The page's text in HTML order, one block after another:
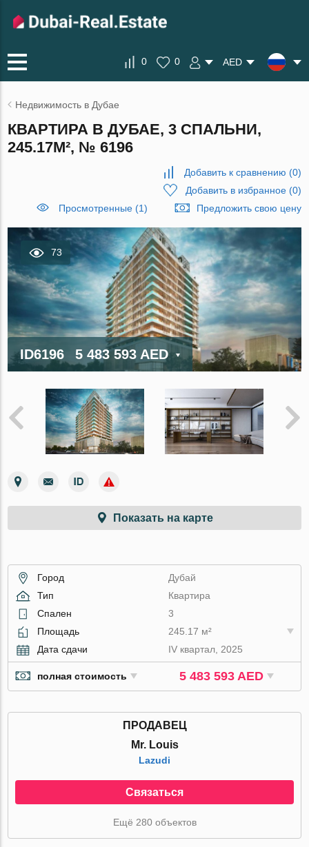
0 0 AED
Недвижимость в Дубае
КВАРТИРА В ДУБАЕ, 3 СПАЛЬНИ,
245.17М², № 6196
Добавить к сравнению (0)
Добавить в избранное(0)
Просмотренные (1)
Предложить свою цену
73
ID6196 5 483 593 AED
Показать на карте
Город
Дубай
Тип
Квартира
Спален
3
Площадь
245.17 м²
Дата сдачи
IV квартал, 2025
полная стоимость 5 483 593 AED
ПРОДАВЕЦ
Mr. Louis
Lazudi
Связаться
Ещё 280 объектов